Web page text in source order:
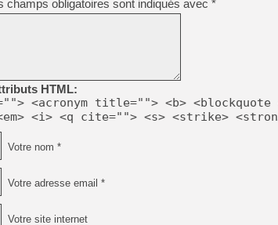
[GK] Oubliez Crazy Taxi,
[LS] [Switch] NSZ 5.0.0
[GK] No More Room in
[GK] Un chatbot Atelier
[GK] Mémoire cash -
[GK] Nvidia : le prix des
[GK] Suikoden Star Leap
[Mo5] La mini borne
champs obligatoires sont indiqués avec *
HTML:
<acronym title=""> <b> <blockquote
<i> <q cite=""> <s> <strike>
Votre nom *
Votre adresse email *
Votre site internet